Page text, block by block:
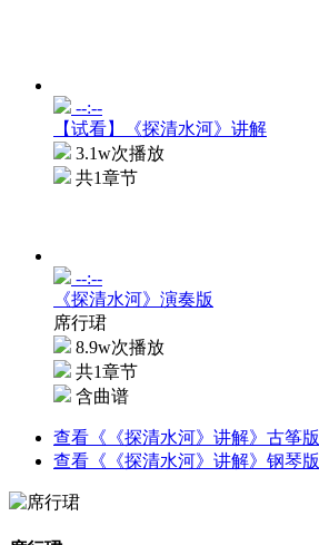
--:--
【试看】《探清水河》讲解
3.1w次播放
共1章节
--:--
《探清水河》演奏版
席行珺
8.9w次播放
共1章节
含曲谱
查看《《探清水河》讲解》古筝版
查看《《探清水河》讲解》钢琴版